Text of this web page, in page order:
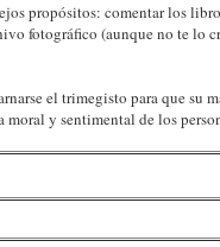
propósitos: comentar los
fotográfico (aunque no te lo
el trimegisto para que
moral y sentimental de los